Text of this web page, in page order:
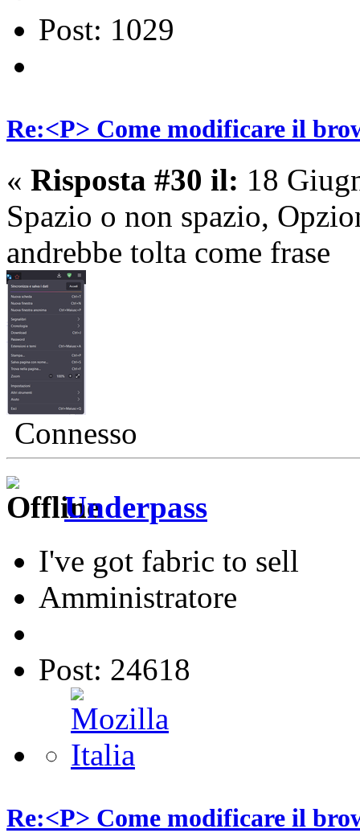
Post: 1029
Re:<P> Come modificare il
« Risposta #30 il: 18
Spazio o non spazio,
andrebbe tolta come frase
Connesso
Underpass
I've got fabric to sell
Amministratore
Post: 24618
Re:<P> Come modificare il